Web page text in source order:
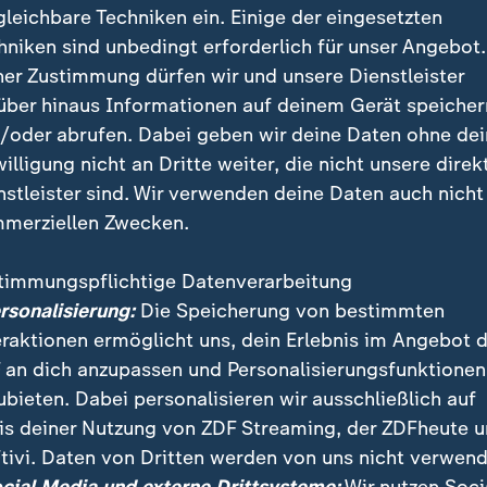
126 wurde von Bundesverteidigungsminister
Kostensteigerung gestoppt. Es war das größte
Marine.
Techniken ein. Einige der eingesetzten
sind unbedingt erforderlich für unser
Zustimmung dürfen wir und unsere Dienstleister
hinaus Informationen auf deinem Gerät
oder abrufen. Dabei geben wir deine Daten ohne
nicht an Dritte weiter, die nicht unsere
sind. Wir verwenden deine Daten auch nicht
Zwecken.
Datenverarbeitung
Die Speicherung von bestimmten
ermöglicht uns, dein Erlebnis im Angebot
an dich anzupassen und Personalisierungsfunktionen
Dabei personalisieren wir ausschließlich auf
deiner Nutzung von ZDF Streaming, der ZDFheute
Daten von Dritten werden von uns nicht